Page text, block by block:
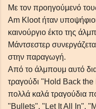
Με τον προηγούμενό
Am Kloot ήταν
καινούργιο έκτο της
Μάντσεστερ
στην παραγωγή.
Από το άλμπουμ αυτό
τραγούδι "Hold Back
πολλά καλά τραγούδια
"Bullets", "Let It All In",